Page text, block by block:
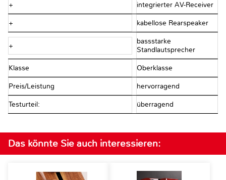
+ integrierter AV-Receiver
+ kabellose Rearspeaker
+
bassstarke
Standlautsprecher
Klasse Oberklasse
Preis/Leistung hervorragend
Testurteil: überragend
Das könnte Sie auch interessieren: